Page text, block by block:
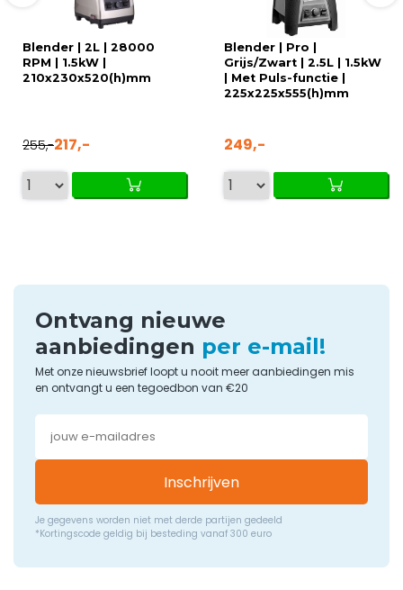
Blender | 2L | 28000
RPM | 1.5kW |
210x230x520(h)mm
255,-217,-
Blender | Pro |
Grijs/Zwart | 2.5L | 1.5kW
| Met Puls-functie |
225x225x555(h)mm
249,-
Ontvang nieuwe
aanbiedingen per e-mail!
Met onze nieuwsbrief loopt u nooit meer aanbiedingen mis
en ontvangt u een tegoedbon van €20
Inschrijven
Je gegevens worden niet met derde partijen gedeeld
*Kortingscode geldig bij besteding vanaf 300 euro